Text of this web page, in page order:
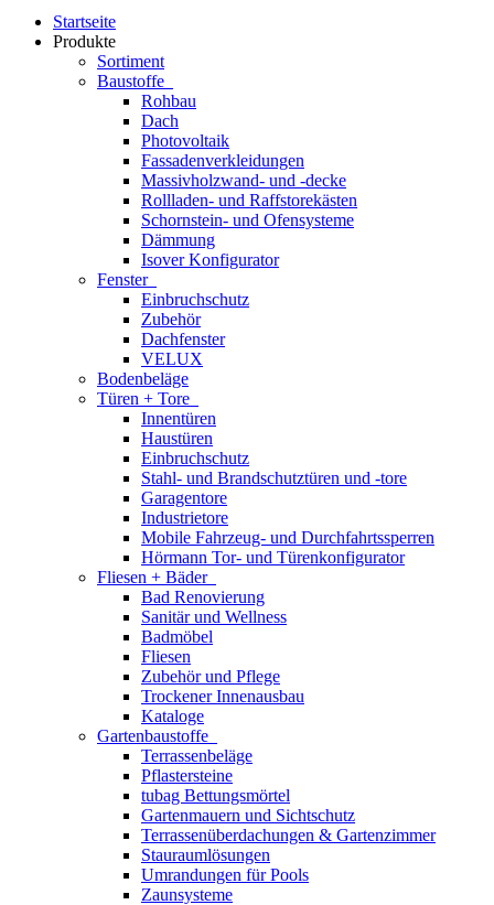
Startseite
Produkte
Sortiment
Baustoffe
Rohbau
Dach
Photovoltaik
Fassadenverkleidungen
Massivholzwand- und -decke
Rollladen- und Raffstorekästen
Schornstein- und Ofensysteme
Dämmung
Isover Konfigurator
Fenster
Einbruchschutz
Zubehör
Dachfenster
VELUX
Bodenbeläge
Türen + Tore
Innentüren
Haustüren
Einbruchschutz
Stahl- und Brandschutztüren und -tore
Garagentore
Industrietore
Mobile Fahrzeug- und Durchfahrtssperren
Hörmann Tor- und Türenkonfigurator
Fliesen + Bäder
Bad Renovierung
Sanitär und Wellness
Badmöbel
Fliesen
Zubehör und Pflege
Trockener Innenausbau
Kataloge
Gartenbaustoffe
Terrassenbeläge
Pflastersteine
tubag Bettungsmörtel
Gartenmauern und Sichtschutz
Terrassenüberdachungen & Gartenzimmer
Stauraumlösungen
Umrandungen für Pools
Zaunsysteme